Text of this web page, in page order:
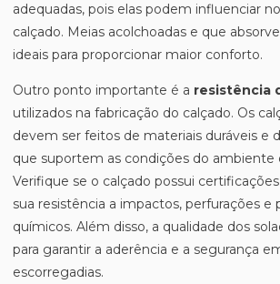
adequadas, pois elas podem influenciar
calçado. Meias acolchoadas e que
ideais para proporcionar maior conforto.
Outro ponto importante é a resistência
utilizados na fabricação do calçado. Os
devem ser feitos de materiais duráveis e
que suportem as condições do ambiente
Verifique se o calçado possui
sua resistência a impactos, perfurações e
químicos. Além disso, a qualidade dos
para garantir a aderência e a segurança
escorregadias.